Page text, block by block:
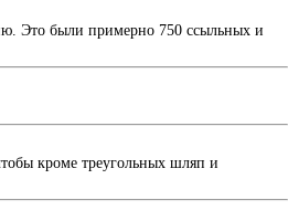
Это были примерно 750 ссыльных и
кроме треугольных шляп и